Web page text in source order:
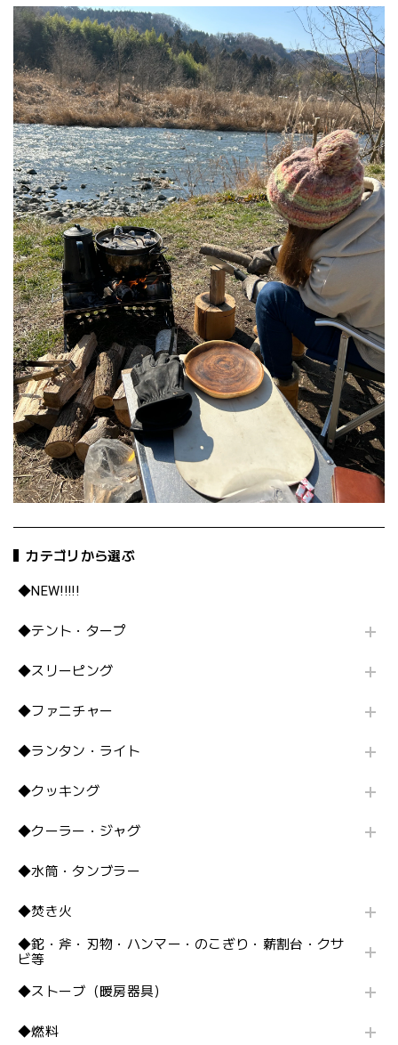
カテゴリから選ぶ
◆NEW!!!!!
◆テント・タープ
◆スリーピング
◆ファニチャー
◆ランタン・ライト
◆クッキング
◆クーラー・ジャグ
◆水筒・タンブラー
◆焚き火
◆鉈・斧・刃物・ハンマー・のこぎり・薪割台・クサ
ビ等
◆ストーブ（暖房器具）
◆燃料